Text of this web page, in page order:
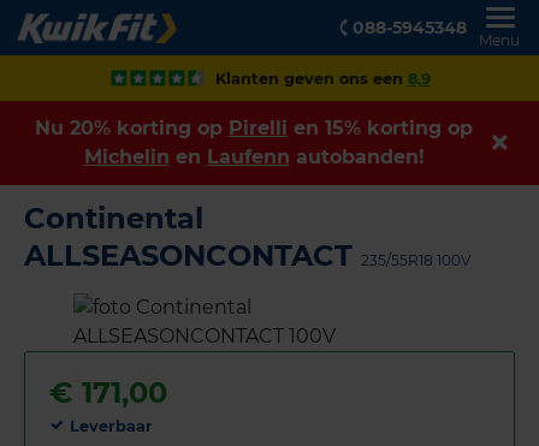
088-5945348
Menu
Klanten geven ons een 8,9
Nu 20% korting op Pirelli en 15% korting op
Michelin en Laufenn autobanden!
Continental
ALLSEASONCONTACT 235/55R18 100V
€ 171,00
Leverbaar